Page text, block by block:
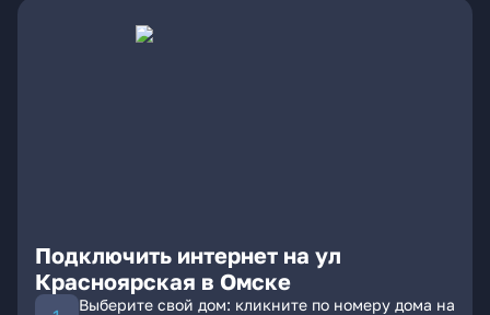
Подключить интернет на ул
Красноярская в Омске
Выберите свой дом: кликните по номеру дома на